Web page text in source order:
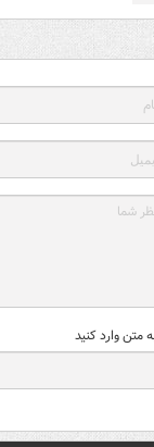
متن وارد کنید